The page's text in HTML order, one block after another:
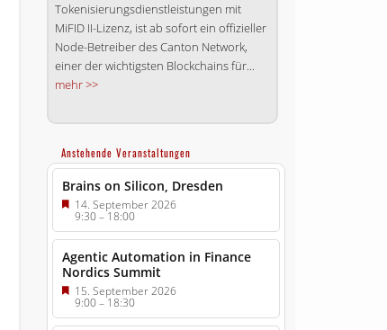
Tokenisierungsdienstleistungen mit
MiFID II-Lizenz, ist ab sofort ein offizieller
Node-Betreiber des Canton Network,
einer der wichtigsten Blockchains für...
mehr >>
Anstehende Veranstaltungen
Brains on Silicon, Dresden
14. September 2026
9:30–18:00
Agentic Automation in Finance
Nordics Summit
15. September 2026
9:00–18:30